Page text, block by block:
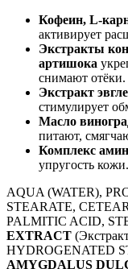
Кофеин, L-
активирует
Экстракты
артишока
снимают отёки.
Экстракт
стимулирует
Масло
питают,
Комплекс
упругость кожи.
AQUA (WATER),
STEARATE,
PALMITIC ACID,
EXTRACT
HYDROGENATED
AMYGDALUS